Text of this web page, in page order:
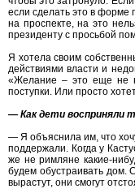
если сделать это в форме
на проспекте, на это
президенту с просьбой
Я хотела своим
действиями власти и
«Желание – это еще не
поступки. Или просто
— Как дети восприняли
— Я объяснила им, что
поддержали. Когда у
же не римляне какие-
будем обустраивать дом.
вырастут, они смогут